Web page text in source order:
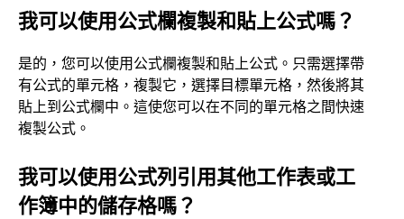
我可以使用公式欄複製和貼上公式嗎？
是的，您可以使用公式欄複製和貼上公式。只需選擇帶
有公式的單元格，複製它，選擇目標單元格，然後將其
貼上到公式欄中。這使您可以在不同的單元格之間快速
複製公式。
我可以使用公式列引用其他工作表或工
作簿中的儲存格嗎？